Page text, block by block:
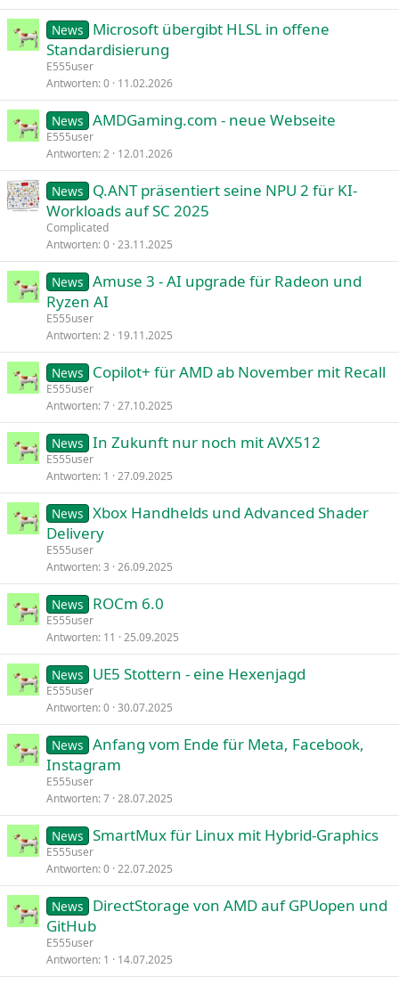
News
Microsoft übergibt HLSL in offene
Standardisierung
E555user
Antworten 0 11.02.2026
News AMDGaming.com - neue Webseite
E555user
Antworten 2 12.01.2026
News
Q.ANT präsentiert seine NPU 2 für KI-
Workloads auf SC 2025
Complicated
Antworten 0 23.11.2025
News Amuse 3 - AI upgrade für Radeon und
Ryzen AI
E555user
Antworten 2 19.11.2025
News Copilot+ für AMD ab November mit Recall
E555user
Antworten 7 27.10.2025
News In Zukunft nur noch mit AVX512
E555user
Antworten 1 27.09.2025
News Xbox Handhelds und Advanced Shader
Delivery
E555user
Antworten 3 26.09.2025
News ROCm 6.0
E555user
Antworten 11 25.09.2025
News UE5 Stottern - eine Hexenjagd
E555user
Antworten 0 30.07.2025
News Anfang vom Ende für Meta, Facebook,
Instagram
E555user
Antworten 7 28.07.2025
News SmartMux für Linux mit Hybrid-Graphics
E555user
Antworten 0 22.07.2025
News
DirectStorage von AMD auf GPUopen und
GitHub
E555user
Antworten 1 14.07.2025